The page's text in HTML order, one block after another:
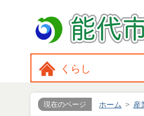
くらし
現在のページ ホーム 産